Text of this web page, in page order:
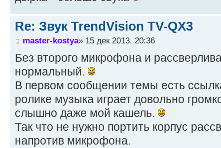
Re: Звук TrendVision TV-QX3
master-kostya» 15 дек 2013, 20:36
Без второго микрофона и
нормальный.
В первом сообщении темы есть
ролике музыка играет довольно
слышно даже мой кашель.
Так что не нужно портить корпус
напротив микрофона.